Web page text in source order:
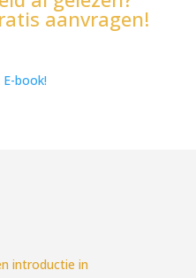
aanvragen!
book!
introductie in